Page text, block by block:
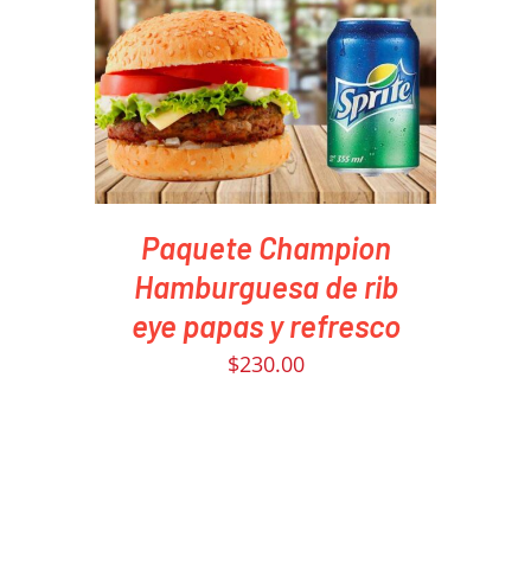
PEDIR AHORA
/
DETAILS
Paquete Champion
Hamburguesa de rib
eye papas y refresco
$230.00